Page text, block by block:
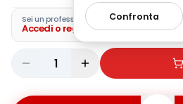
Sei un professionista?
Accedi o registra la tua azienda
1
Confronta